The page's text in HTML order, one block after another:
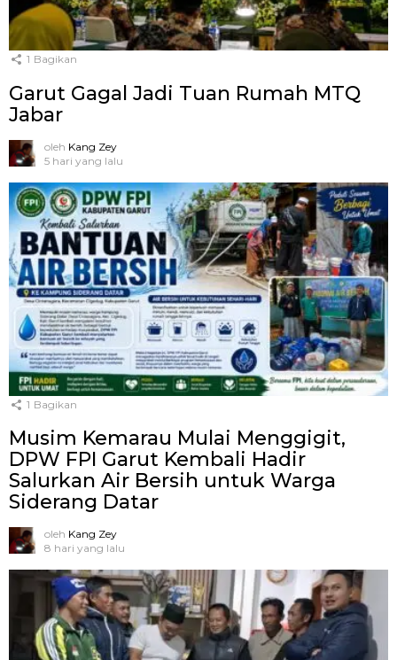
1 Bagikan
Garut Gagal Jadi Tuan Rumah MTQ
Jabar
oleh Kang Zey
5 hari yang lalu
1 Bagikan
Musim Kemarau Mulai Menggigit,
DPW FPI Garut Kembali Hadir
Salurkan Air Bersih untuk Warga
Siderang Datar
oleh Kang Zey
8 hari yang lalu